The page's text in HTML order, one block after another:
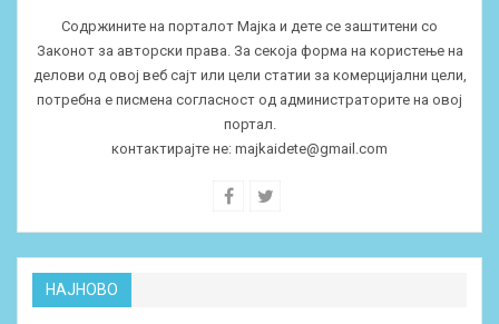
Содржините на порталот Мајка и дете се заштитени со
Законот за авторски права. За секоја форма на користење на
делови од овој веб сајт или цели статии за комерцијални цели,
потребна е писмена согласност од администраторите на овој
портал.
контактирајте не: majkaidete@gmail.com
НАЈНОВО